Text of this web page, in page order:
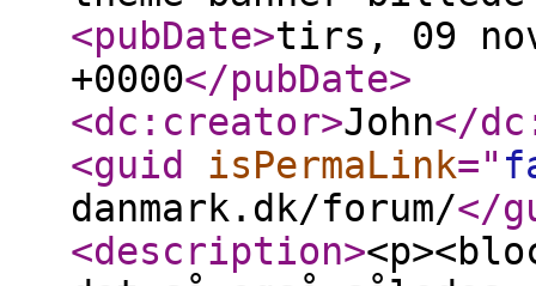
<pubDate>tirs, 09
+0000</pubDate>
<dc:creator>John</
<guid
isPermaLink="
danmark.dk/forum/</
<description>